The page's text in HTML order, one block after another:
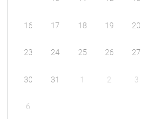
16 17 18 19 20
23 24 25 26 27
30 31 1 2 3
6